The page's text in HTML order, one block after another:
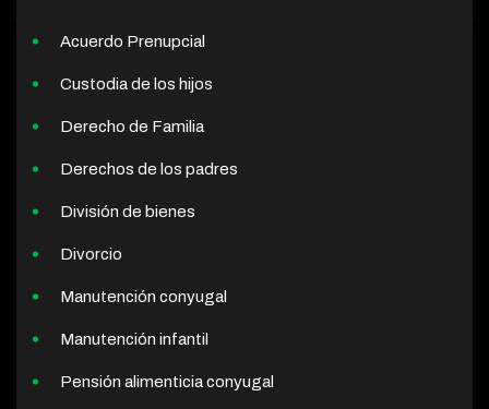
Acuerdo Prenupcial
Custodia de los hijos
Derecho de Familia
Derechos de los padres
División de bienes
Divorcio
Manutención conyugal
Manutención infantil
Pensión alimenticia conyugal